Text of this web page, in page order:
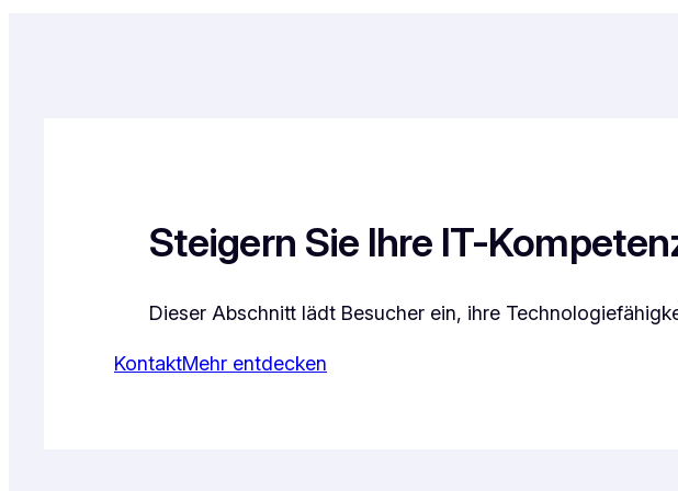
Steigern Sie Ihre IT-
Dieser Abschnitt lädt Besucher ein, ihre
KontaktMehr entdecken